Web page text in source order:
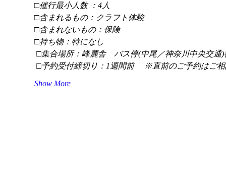
□催行最小人数 ：4人
□含まれるもの：クラフト体験
□含まれないもの：保険
□持ち物：特になし
□集合場所：峰麓舎　バス停(中尾／神奈川中央交通)
□予約受付締切り：1週間前 　※直前のご予約はご
Show More